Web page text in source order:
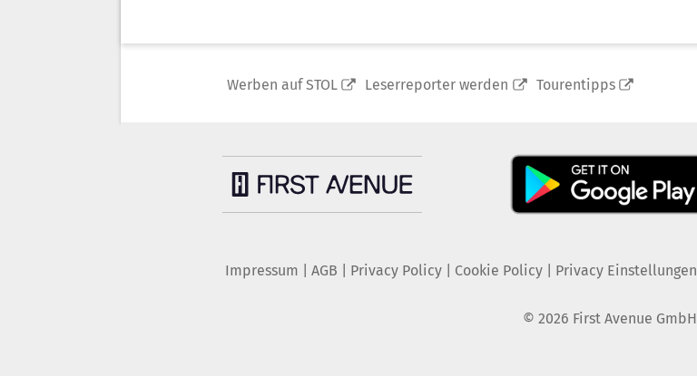
Werben auf STOL Leserreporter werden Tourentipps
Impressum AGB Privacy Policy| Cookie Policy| Privacy Einstellungen
© 2026 First Avenue GmbH